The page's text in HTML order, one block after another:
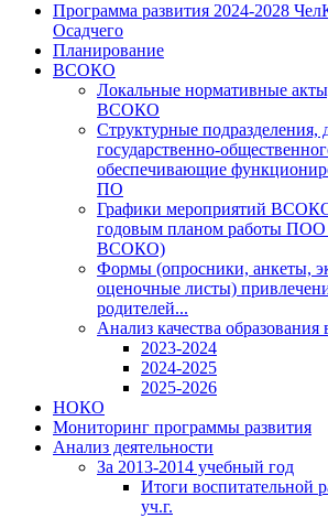
Программа развития 2024-2028
Осадчего
Планирование
ВСОКО
Локальные нормативные
ВСОКО
Структурные подразделения,
государственно-
обеспечивающие
ПО
Графики мероприятий ВСОКО
годовым планом работы ПОО
ВСОКО)
Формы (опросники, анкеты,
оценочные листы)
родителей...
Анализ качества образования
2023-2024
2024-2025
2025-2026
НОКО
Мониторинг программы развития
Анализ деятельности
За 2013-2014 учебный год
Итоги воспитательной
уч.г.